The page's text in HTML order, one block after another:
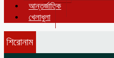
আন্তর্জাতিক
খেলাধুলা
শিরোনাম